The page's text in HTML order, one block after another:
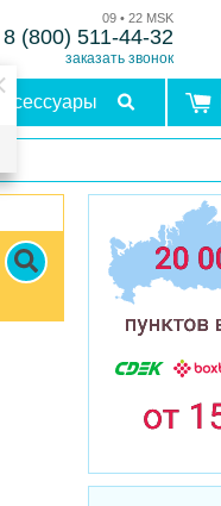
09 • 22 MSK
8 (800) 511-44-32
заказать звонок
Аксессуары